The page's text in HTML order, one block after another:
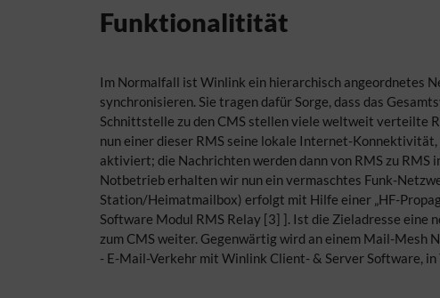
Funktionalitität
Im Normalfall ist Winlink ein hierarchisch angeordnetes
synchronisieren. Sie tragen dafür Sorge, dass das
Schnittstelle zu den CMS stellen viele weltweit verteilte
nun einer dieser RMS seine lokale Internet-
aktiviert; die Nachrichten werden dann von RMS zu
Notbetrieb erhalten wir nun ein vermaschtes Funk-
Station/Heimatmailbox) erfolgt mit Hilfe einer „HF-
Software Modul RMS Relay [3] ]. Ist die Zieladresse eine
zum CMS weiter. Gegenwärtig wird an einem Mail-
- E-Mail-Verkehr mit Winlink Client- & Server Software,